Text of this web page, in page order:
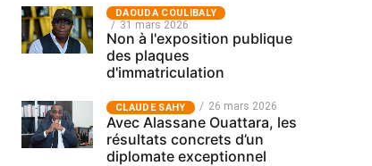
‎DAOUDA COULIBALY
31 mars 2026
Non à l'exposition publique
des plaques
d'immatriculation
CLAUDE SAHY 26 mars 2026
Avec Alassane Ouattara, les
résultats concrets d’un
diplomate exceptionnel